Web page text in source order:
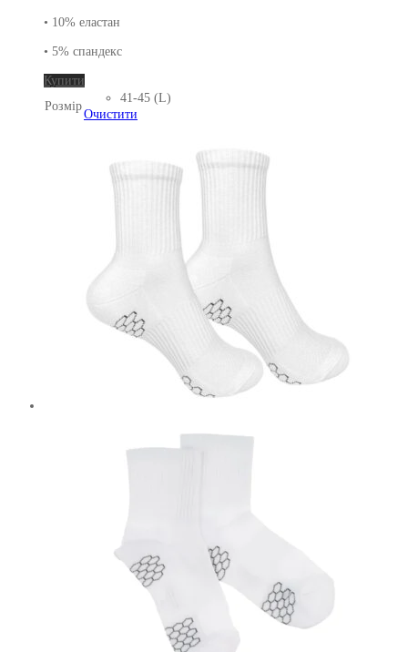
• 10% еластан
• 5% спандекс
Купити
товар
має
Параметри
можна
Розмір
41-45 (L)
Очистити